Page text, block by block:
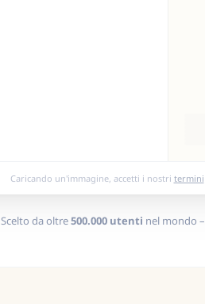
Caricando un'immagine, accetti i nostri termini
Scelto da oltre500.000 utenti nel mondo –